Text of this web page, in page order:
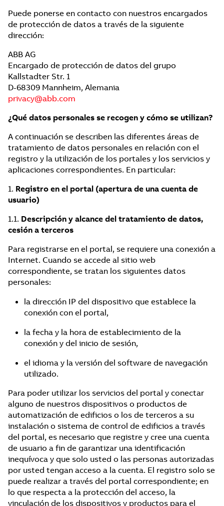
Puede ponerse en contacto con nuestros encargados
de protección de datos a través de la siguiente
dirección:
ABB AG
Encargado de protección de datos del grupo
Kallstadter Str. 1
D-68309 Mannheim, Alemania
privacy@abb.com
¿Qué datos personales se recogen y cómo se utilizan?
A continuación se describen las diferentes áreas de
tratamiento de datos personales en relación con el
registro y la utilización de los portales y los servicios y
aplicaciones correspondientes. En particular:
1. Registro en el portal (apertura de una cuenta de
usuario)
1.1. Descripción y alcance del tratamiento de datos,
cesión a terceros
Para registrarse en el portal, se requiere una conexión a
Internet. Cuando se accede al sitio web
correspondiente, se tratan los siguientes datos
personales:
la dirección IP del dispositivo que establece la
conexión con el portal,
la fecha y la hora de establecimiento de la
conexión y del inicio de sesión,
el idioma y la versión del software de navegación
utilizado.
Para poder utilizar los servicios del portal y conectar
alguno de nuestros dispositivos o productos de
automatización de edificios o los de terceros a su
instalación o sistema de control de edificios a través
del portal, es necesario que registre y cree una cuenta
de usuario a fin de garantizar una identificación
inequívoca y que solo usted o las personas autorizadas
por usted tengan acceso a la cuenta. El registro solo se
puede realizar a través del portal correspondiente; en
lo que respecta a la protección del acceso, la
vinculación de los dispositivos y productos para el